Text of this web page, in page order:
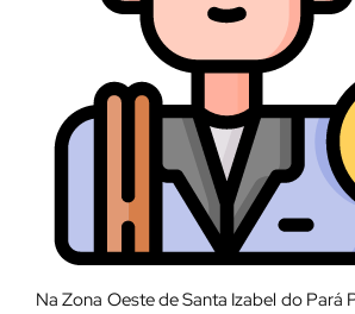
Na Zona Oeste de Santa Izabel do Pará